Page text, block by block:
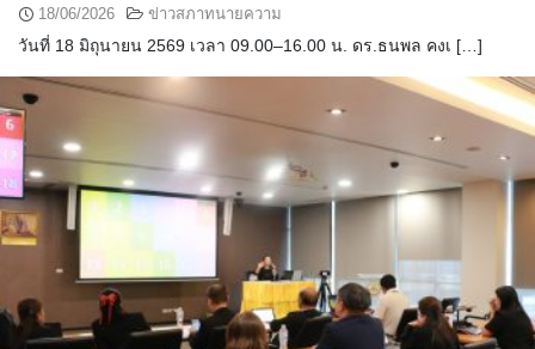
18/06/2026 ข่าวสภาทนายความ
วันที่ 18 มิถุนายน 2569 เวลา 09.00–16.00 น. ดร.ธนพล คงเ […]